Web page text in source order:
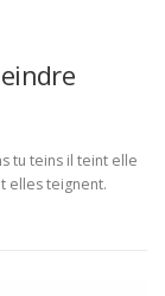
tu teins il teint elle
elles teignent.